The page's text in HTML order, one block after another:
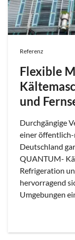
Referenz
Flexible
und
Durchgängige
einer
Deutschland
QUANTUM-
Refrigeration
hervorragend
Umgebungen